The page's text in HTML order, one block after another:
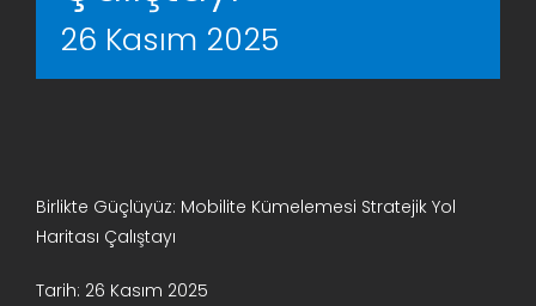
26 Kasım 2025
Birlikte Güçlüyüz: Mobilite Kümelemesi Stratejik Yol
Haritası Çalıştayı
Tarih: 26 Kasım 2025